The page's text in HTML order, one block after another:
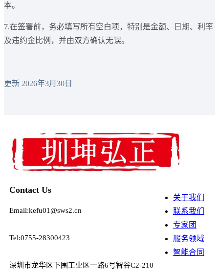
本。
7.在签署前，务必填写所有空白项，特别是金额、日期、利率
及违约金比例，并由双方确认无误。
更新 2026年3月30日
Contact Us
Email:kefu01@sws2.cn
Tel:0755-28300423
深圳市龙华区下围工业区一路6号智谷C2-210
关于我们
联系我们
专家团
服务领域
智能合同